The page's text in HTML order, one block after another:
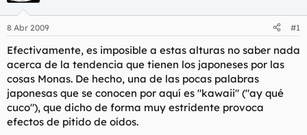
a
d
o
d
e
l
t
e
a
e
c
i
o
8 Abr 2009 #1
Efectivamente, es imposible a estas alturas no saber nada
acerca de la tendencia que tienen los japoneses por las
cosas Monas. De hecho, una de las pocas palabras
japonesas que se conocen por aquí es "kawaii" ("ay qué
cuco"), que dicho de forma muy estridente provoca
efectos de pitido de oídos.